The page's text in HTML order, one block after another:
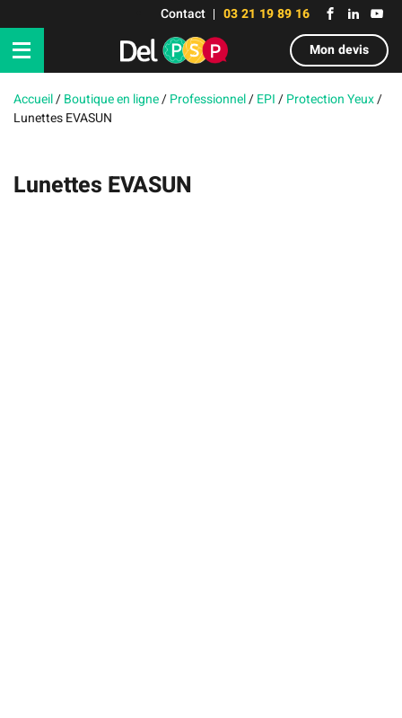
Contact
03 21 19 89 16
Mon devis
Accueil/Boutique en ligne/Professionnel/EPI/Protection Yeux/
Lunettes EVASUN
Lunettes EVASUN